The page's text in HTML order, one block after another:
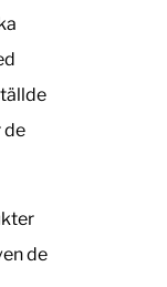
de
de